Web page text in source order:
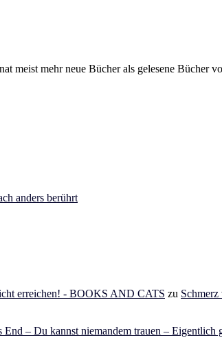
meist mehr neue Bücher als gelesene
anders berührt
erreichen! - BOOKS AND CATS zu
End – Du kannst niemandem trauen – Eigentlich